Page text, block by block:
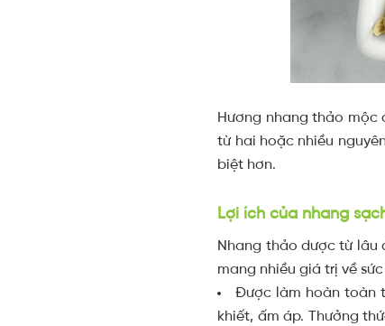
Hương nhang thảo mộc
từ hai hoặc nhiều
biệt hơn.
Lợi ích của nhang
Nhang thảo dược từ lâu
mang nhiều giá trị về
Được làm hoàn toàn
khiết, ấm áp. Thưởng